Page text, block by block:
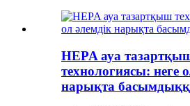
HEPA ауа
технологиясы: неге
нарықта